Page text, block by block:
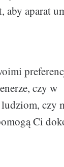
aparat
czy w
czy
Ci